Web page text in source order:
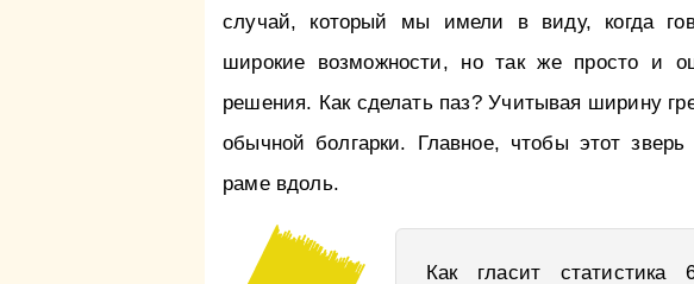
случай, который мы имели в виду, когда
широкие возможности, но так же просто и
решения. Как сделать паз? Учитывая ширину
обычной болгарки. Главное, чтобы этот
раме вдоль.
Как гласит статистика